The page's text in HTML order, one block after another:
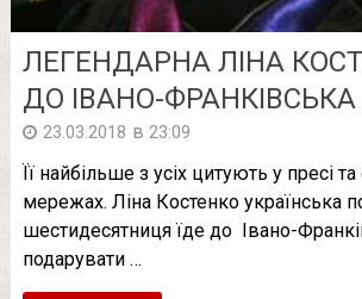
ЛЕГЕНДАРНА ЛІНА
ДО ІВАНО-ФРАНКІВСЬКА
23.03.2018 в 23:09
Її найбільше з усіх цитують у пресі
мережах. Ліна Костенко українська
шестидесятниця їде до Івано-
подарувати …